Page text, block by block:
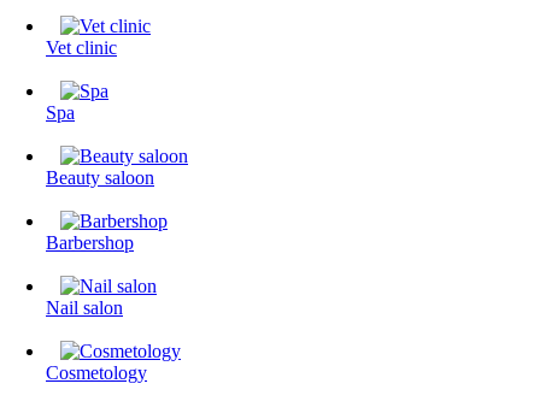
Vet clinic
Spa
Beauty saloon
Barbershop
Nail salon
Cosmetology